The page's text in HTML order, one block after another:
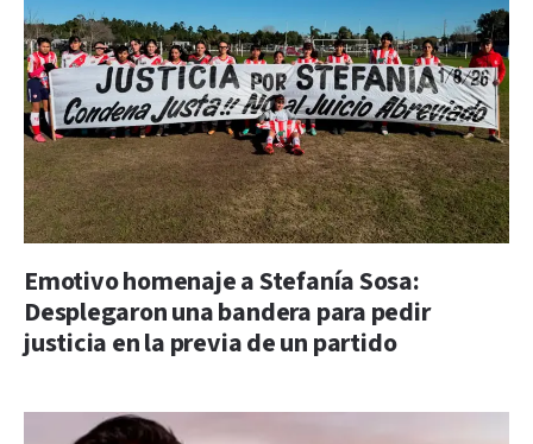
Emotivo homenaje a Stefanía Sosa:
Desplegaron una bandera para pedir
justicia en la previa de un partido